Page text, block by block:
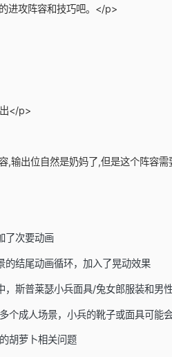
进攻阵容和技巧吧。</p>
</p>
,输出位自然是奶妈了,但是这个阵容
了次要动画
的结尾动画循环，加入了晃动效果
，斯普莱瑟小兵面具/兔女郎服装和男
个成人场景，小兵的靴子或面具可能
胡萝卜相关问题